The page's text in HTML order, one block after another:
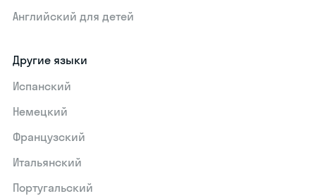
Английский для детей
Другие языки
Испанский
Немецкий
Французский
Итальянский
Португальский